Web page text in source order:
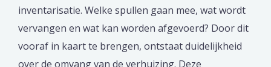
inventarisatie. Welke spullen gaan mee, wat wordt
vervangen en wat kan worden afgevoerd? Door dit
vooraf in kaart te brengen, ontstaat duidelijkheid
over de omvang van de verhuizing. Deze